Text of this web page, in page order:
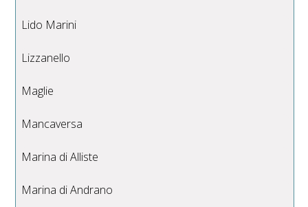
Lido Marini
Lizzanello
Maglie
Mancaversa
Marina di Alliste
Marina di Andrano